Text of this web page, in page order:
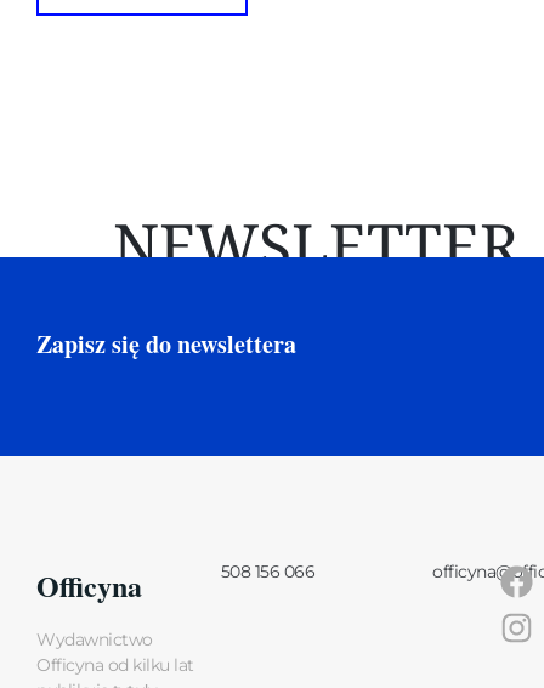
NEWSLETTER
Zapisz się do newslettera
Officyna
Wydawnictwo
Officyna od kilku lat
508 156 066